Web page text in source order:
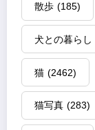
散歩 (185)
犬との暮らし
猫 (2462)
猫写真 (283)